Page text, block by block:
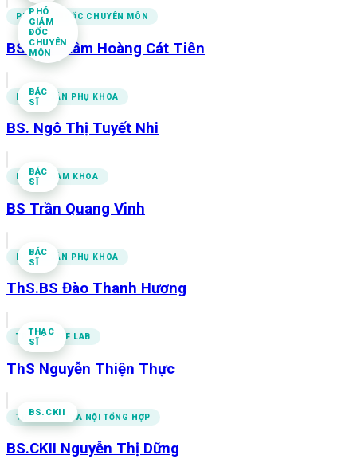
PHÓ
GIÁM
ĐỐC
CHUYÊN
MÔN
PHÓ GIÁM ĐỐC CHUYÊN MÔN
BS CKII. Lâm Hoàng Cát Tiên
BÁC
SĨ
BÁC SĨ SẢN PHỤ KHOA
BS. Ngô Thị Tuyết Nhi
BÁC
SĨ
BÁC SĨ NAM KHOA
BS Trần Quang Vinh
BÁC
SĨ
BÁC SĨ SẢN PHỤ KHOA
ThS.BS Đào Thanh Hương
THẠC
SĨ
TRƯỞNG IVF LAB
ThS Nguyễn Thiện Thực
BS.CKII
TRƯỞNG KHOA NỘI TỔNG HỢP
BS.CKII Nguyễn Thị Dững